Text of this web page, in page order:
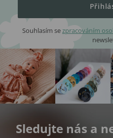
Souhlasím sezpracováním
Sledujte nás a